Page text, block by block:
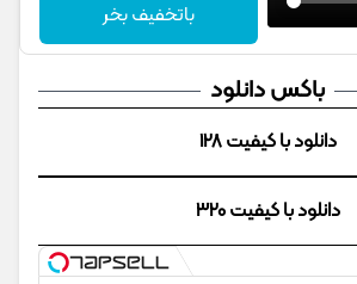
باتخفیف بخر
باکس دانلود
دانلود با کیفیت 128
دانلود با کیفیت 320